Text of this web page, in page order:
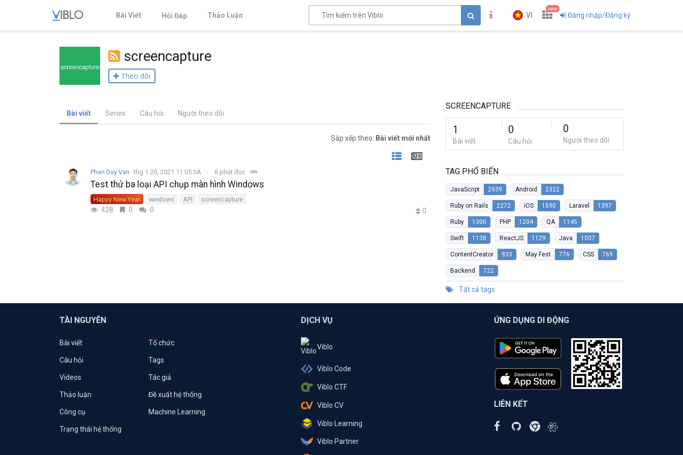
Bài Viết Hỏi Đáp Thảo Luận VI
new
Đăng nhập/Đăng ký
screencapture
Theo dõi
Bài viết Series Câu hỏi Người theo dõi
Sắp xếp theo: Bài viết mới nhất
Phan Duy Van thg 1 20, 2021 11:05 SA 6 phút đọc
Test thử ba loại API chụp màn hình Windows
Happy New Year windows API screencapture
428 0 0 0
SCREENCAPTURE
1
Bài viết
0
Câu hỏi
0
Người theo dõi
TAG PHỔ BIẾN
JavaScript 2939 Android 2322
Ruby on Rails 2272 iOS 1590 Laravel 1397
Ruby 1300 PHP 1204 QA 1145
Swift 1138 ReactJS 1129 Java 1007
ContentCreator 933 May Fest 776 CSS 769
Backend 722
Tất cả tags
TÀI NGUYÊN
Bài viết Tổ chức
Câu hỏi Tags
Videos Tác giả
Thảo luận Đề xuất hệ thống
Công cụ Machine Learning
Trạng thái hệ thống
DỊCH VỤ
Viblo
Viblo Code
Viblo CTF
Viblo CV
Viblo Learning
Viblo Partner
ỨNG DỤNG DI ĐỘNG
LIÊN KẾT